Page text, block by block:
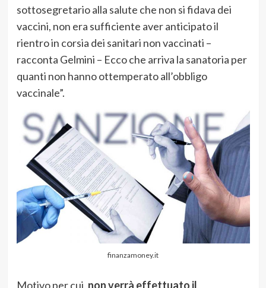
sottosegretario alla salute che non si fidava dei
vaccini, non era sufficiente aver anticipato il
rientro in corsia dei sanitari non vaccinati –
racconta Gelmini – Ecco che arriva la sanatoria per
quanti non hanno ottemperato all’obbligo
vaccinale”.
finanzamoney.it
Motivo per cui, non verrà effettuato il